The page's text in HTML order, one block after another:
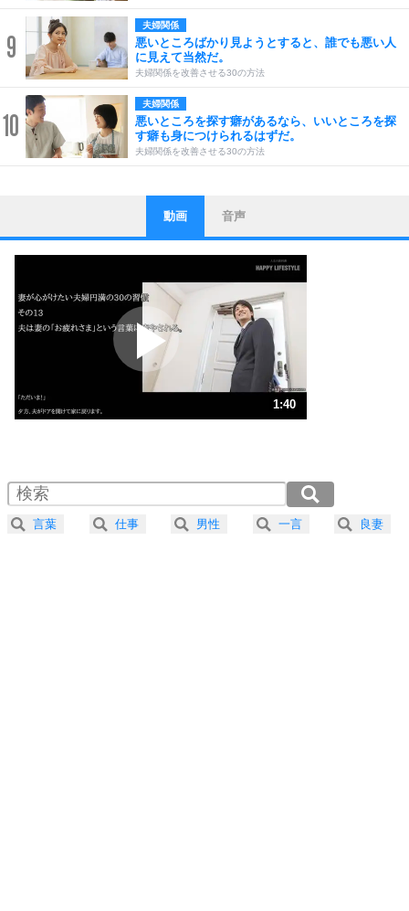
9
夫婦関係
悪いところばかり見ようとすると、誰でも悪い人
に見えて当然だ。
夫婦関係を改善させる30の方法
10
夫婦関係
悪いところを探す癖があるなら、いいところを探
す癖も身につけられるはずだ。
夫婦関係を改善させる30の方法
1
ストレス対策
他人と比べない。
いっそのこと、他人を見ない。
いらいらしない人になる30の方法
プラス思考
ポジティブになれない原因は、行動しないから。
ポジティブ思考になる30の方法
ストレス対策
人生、なんとかなるもの。
気楽に生きる30の方法
4 器の大きい人は、怒りを優しさで表現する。
プラス思考
動画 音声
1:40
2.0倍速 （198KB 50秒）
2.5倍速 （159KB 40秒）
3.0倍速 （132KB 33秒）
言葉 仕事 男性 一言 良妻